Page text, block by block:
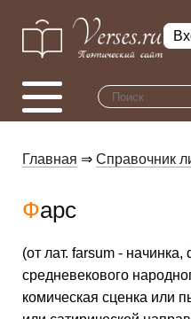
Главная ⇒ Справочник
Фарс
(от лат. farsum -
средневекового
комическая сценка или